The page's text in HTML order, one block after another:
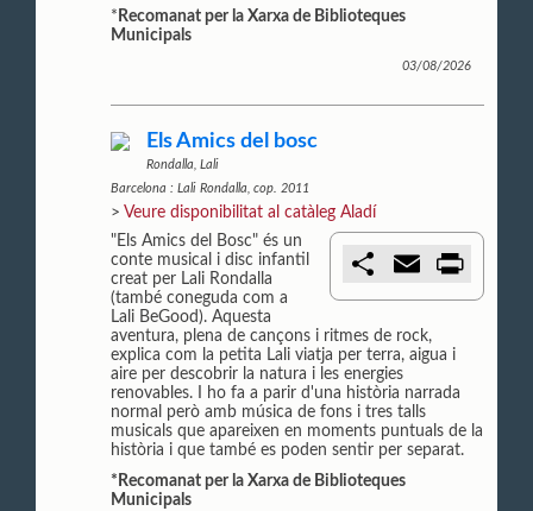
* Recomanat per la Xarxa de Biblioteques
Municipals
03/08/2026
Els Amics del bosc
Rondalla, Lali
Barcelona : Lali Rondalla, cop. 2011
> Veure disponibilitat al catàleg Aladí
a
r
t
i
r
m
l
"Els Amics del Bosc" és un
conte musical i disc infantil
creat per Lali Rondalla
(també coneguda com a
Lali BeGood). Aquesta
aventura, plena de cançons i ritmes de rock,
explica com la petita Lali viatja per terra, aigua i
aire per descobrir la natura i les energies
renovables. I ho fa a parir d'una història narrada
normal però amb música de fons i tres talls
musicals que apareixen en moments puntuals de la
història i que també es poden sentir per separat.
*Recomanat per la Xarxa de Biblioteques
Municipals